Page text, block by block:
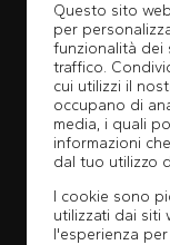
Questo sito
per
funzionalità dei
traffico.
cui utilizzi il
occupano di
media, i quali
informazioni
dal tuo utilizzo
I cookie sono
utilizzati dai siti
l'esperienza